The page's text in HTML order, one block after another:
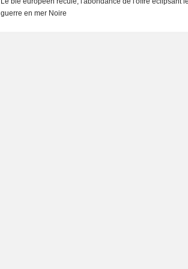
guerre en mer Noire